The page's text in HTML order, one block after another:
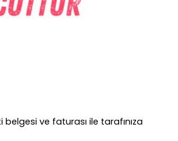
belgesi ve faturası ile tarafınıza